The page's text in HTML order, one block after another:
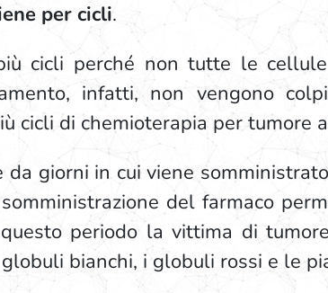
per cicli.
cicli perché non tutte le
infatti, non vengono
cicli di chemioterapia per tumore
da giorni in cui viene
del farmaco
periodo la vittima di
bianchi, i globuli rossi e le